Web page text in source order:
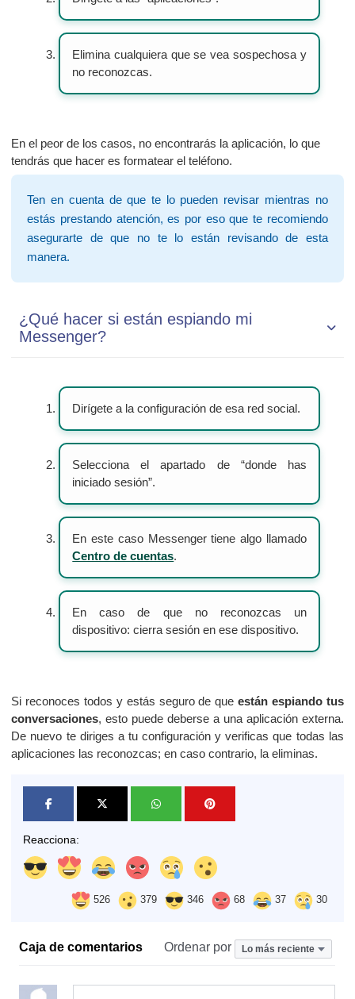
Elimina cualquiera que se vea sospechosa y
no reconozcas.
En el peor de los casos, no encontrarás la aplicación, lo que
tendrás que hacer es formatear el teléfono.
Ten en cuenta de que te lo pueden revisar mientras no
estás prestando atención, es por eso que te recomiendo
asegurarte de que no te lo están revisando de esta
manera.
¿Qué hacer si están espiando mi
Messenger⁣?
Dirígete a la configuración de esa red social.
Selecciona el apartado de “donde has
iniciado sesión”.
En este caso Messenger tiene algo llamado
Centro de cuentas.
En caso de que no reconozcas un
dispositivo: cierra sesión en ese dispositivo.
Si reconoces todos y estás seguro de queestán espiando tus
conversaciones, esto puede deberse a una aplicación externa.
De nuevo te diriges a tu configuración y verificas que todas las
aplicaciones las reconozcas; en caso contrario, la eliminas.
Reacciona:
526 379 346 68 37 30